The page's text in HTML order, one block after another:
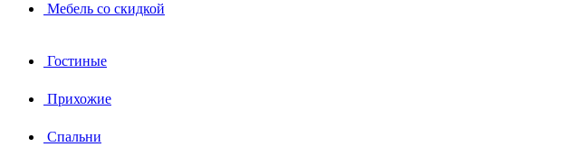
Мебель со скидкой
Гостиные
Прихожие
Спальни